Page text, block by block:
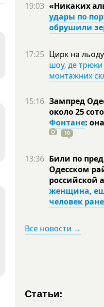
19:03 «Никаких
удары по
обрушили
17:25 Цирк на
шоу, де трюки
монтажних
15:16 Зампред
около 25
Фонтане:
10
13:36 Били по
Одесском
российской
женщина,
человек
Все новости →
Статьи: